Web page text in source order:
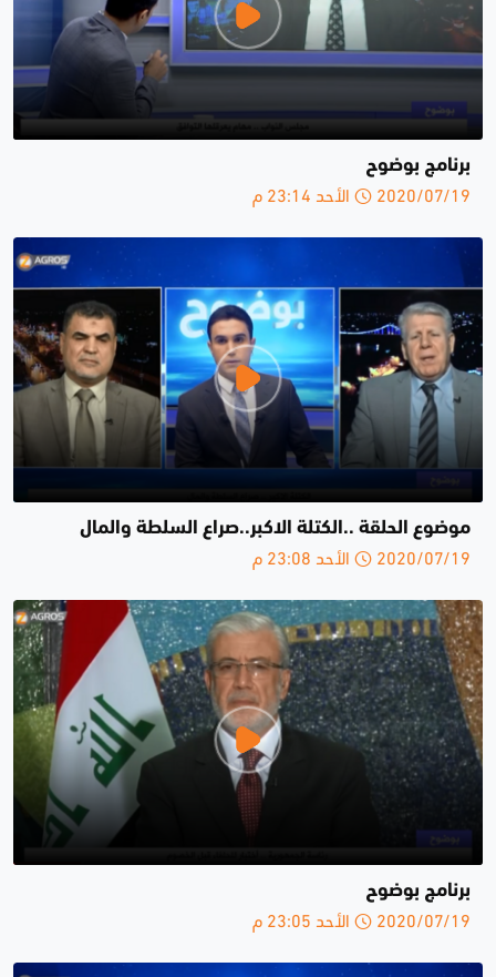
برنامج بوضوح
2020/07/19 الأحد 23:14 م
موضوع الحلقة ..الكتلة الاكبر..صراع السلطة والمال
2020/07/19 الأحد 23:08 م
برنامج بوضوح
2020/07/19 الأحد 23:05 م